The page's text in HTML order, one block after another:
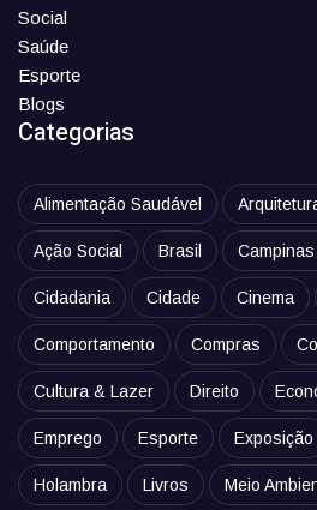
Social
Saúde
Esporte
Blogs
Categorias
Alimentação Saudável
Ação Social Brasil Campinas
Cidadania Cidade Cinema
Comportamento Compras
Cultura & Lazer Direito
Emprego Esporte Exposição
Holambra Livros Meio